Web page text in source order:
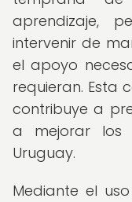
aprendizaje,
intervenir de
el apoyo
requieran. Esta
contribuye a
a mejorar los
Uruguay.
Mediante el